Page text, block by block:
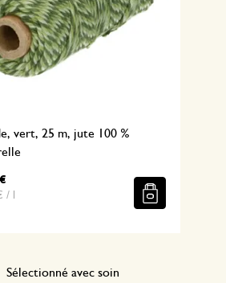
vert, 25 m, jute 100 %
/ l
Sélectionné avec soin